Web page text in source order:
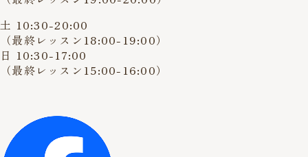
土 10:30-20:00
（最終レッスン18:00-19:00）
日 10:30-17:00
（最終レッスン15:00-16:00）